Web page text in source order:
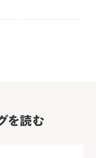
を読む